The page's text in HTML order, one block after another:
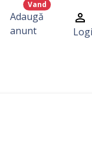
Adaugă
anunt
Vand